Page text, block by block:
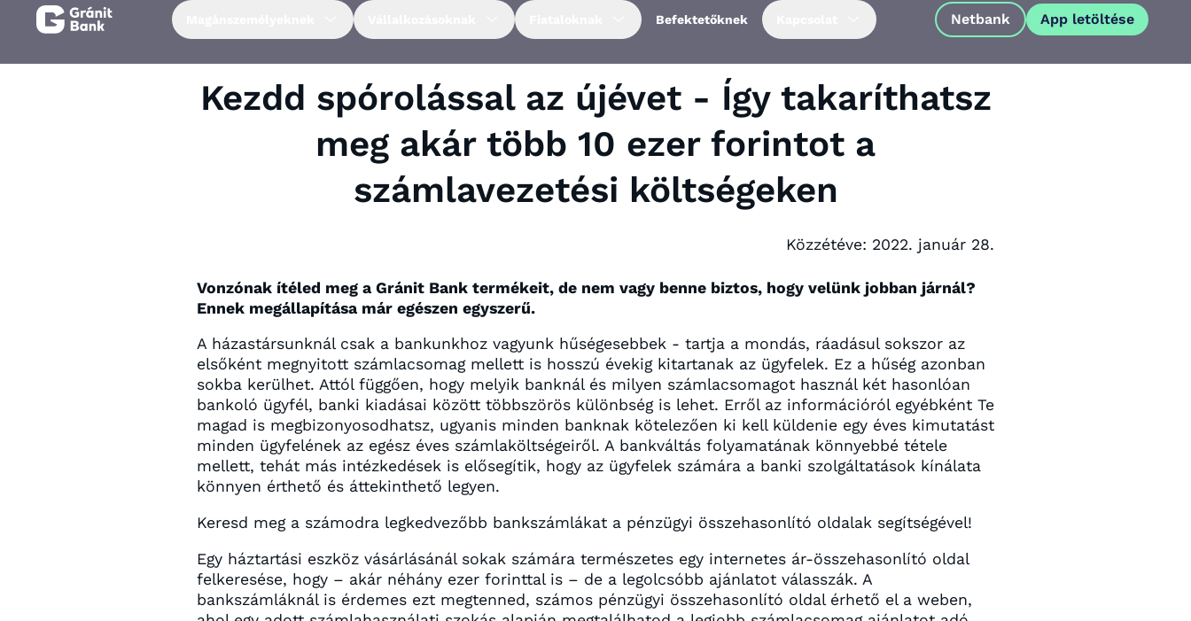
Befektetőknek Netbank App letöltése
Netbank App letöltése
Kezdd spórolással az újévet - Így takaríthatsz
meg akár több 10 ezer forintot a
számlavezetési költségeken
Közzétéve: 2022. január 28.
Vonzónak ítéled meg a Gránit Bank termékeit, de nem vagy benne biztos, hogy velünk jobban járnál?
Ennek megállapítása már egészen egyszerű.
A házastársunknál csak a bankunkhoz vagyunk hűségesebbek - tartja a mondás, ráadásul sokszor az
elsőként megnyitott számlacsomag mellett is hosszú évekig kitartanak az ügyfelek. Ez a hűség azonban
sokba kerülhet. Attól függően, hogy melyik banknál és milyen számlacsomagot használ két hasonlóan
bankoló ügyfél, banki kiadásai között többszörös különbség is lehet. Erről az információról egyébként Te
magad is megbizonyosodhatsz, ugyanis minden banknak kötelezően ki kell küldenie egy éves kimutatást
minden ügyfelének az egész éves számlaköltségeiről. A bankváltás folyamatának könnyebbé tétele
mellett, tehát más intézkedések is elősegítik, hogy az ügyfelek számára a banki szolgáltatások kínálata
könnyen érthető és áttekinthető legyen.
Keresd meg a számodra legkedvezőbb bankszámlákat a pénzügyi összehasonlító oldalak segítségével!
Egy háztartási eszköz vásárlásánál sokak számára természetes egy internetes ár-összehasonlító oldal
felkeresése, hogy – akár néhány ezer forinttal is – de a legolcsóbb ajánlatot válasszák. A
bankszámláknál is érdemes ezt megtenned, számos pénzügyi összehasonlító oldal érhető el a weben,